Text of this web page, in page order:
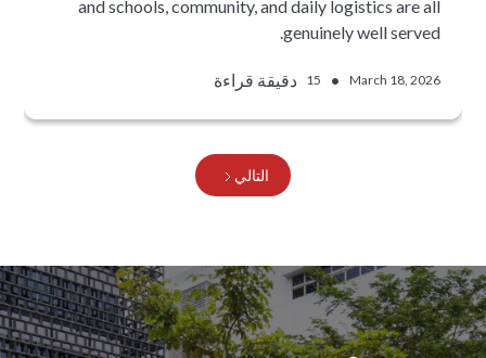
and schools, community, and daily logistics are all
genuinely well served.
March 18, 2026
•
15 دقيقة قراءة
التالي